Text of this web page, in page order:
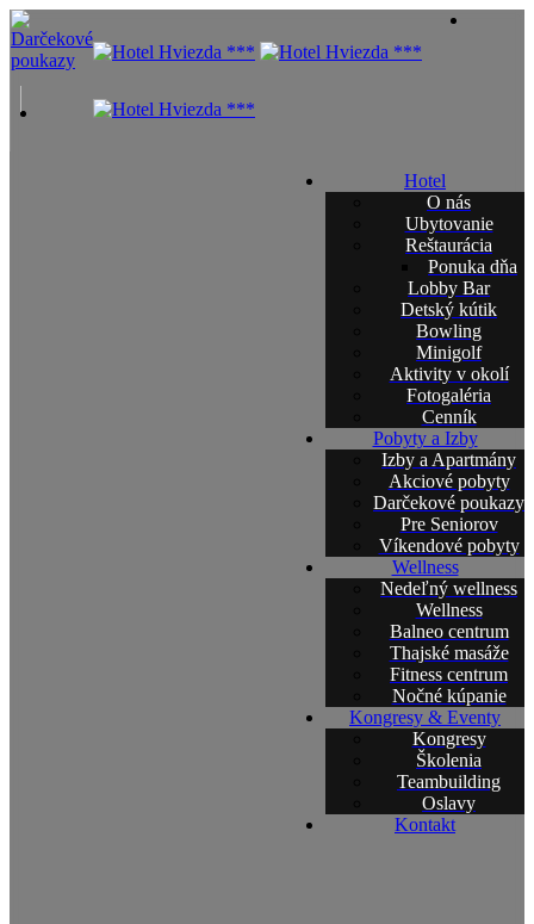
Hotel
O nás
Ubytovanie
Reštaurácia
Ponuka dňa
Lobby Bar
Detský kútik
Bowling
Minigolf
Aktivity v okolí
Fotogaléria
Cenník
Pobyty a Izby
Izby a Apartmány
Akciové pobyty
Darčekové poukazy
Pre Seniorov
Víkendové pobyty
Wellness
Nedeľný wellness
Wellness
Balneo centrum
Thajské masáže
Fitness centrum
Nočné kúpanie
Kongresy & Eventy
Kongresy
Školenia
Teambuilding
Oslavy
Kontakt